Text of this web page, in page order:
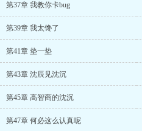
第37章 我教你卡bug
第39章 我太馋了
第41章 垫一垫
第43章 沈辰见沈沉
第45章 高智商的沈沉
第47章 何必这么认真呢